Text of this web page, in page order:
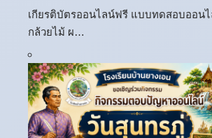
เกียรติบัตรออนไลน์ฟรี แบบทดสอบออนไ
กล้วยไม้ ผ…